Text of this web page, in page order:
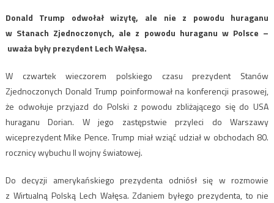
Donald Trump odwołał wizytę, ale nie z powodu huraganu
w Stanach Zjednoczonych, ale z powodu huraganu w Polsce –
uważa były prezydent Lech Wałęsa.
W czwartek wieczorem polskiego czasu prezydent Stanów
Zjednoczonych Donald Trump poinformował na konferencji prasowej,
że odwołuje przyjazd do Polski z powodu zbliżającego się do USA
huraganu Dorian. W jego zastępstwie przyleci do Warszawy
wiceprezydent Mike Pence. Trump miał wziąć udział w obchodach 80.
rocznicy wybuchu II wojny światowej.
Do decyzji amerykańskiego prezydenta odniósł się w rozmowie
z Wirtualną Polską Lech Wałęsa. Zdaniem byłego prezydenta, to nie